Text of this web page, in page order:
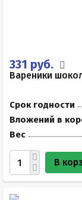
331 руб.
Вареники
Срок годности
Вложений в
Вес
В